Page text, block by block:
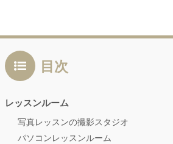
目次
レッスンルーム
写真レッスンの撮影スタジオ
パソコンレッスンルーム